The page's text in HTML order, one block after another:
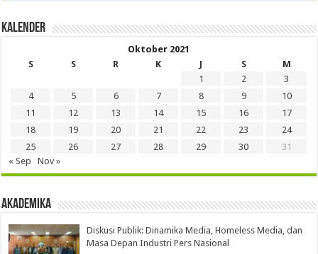
Kalender
Oktober 2021
S
S R K J S
M
1
2
3
4
5 6 7 8 9
10
11
12 13 14 15 16
17
18
19 20 21 22 23
24
25
26 27 28 29 30
31
« Sep
Nov »
Akademika
Diskusi Publik: Dinamika Media, Homeless Media, dan
Masa Depan Industri Pers Nasional